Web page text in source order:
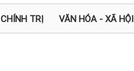
CHÍNH TRỊ VĂN HÓA - XÃ HỘI